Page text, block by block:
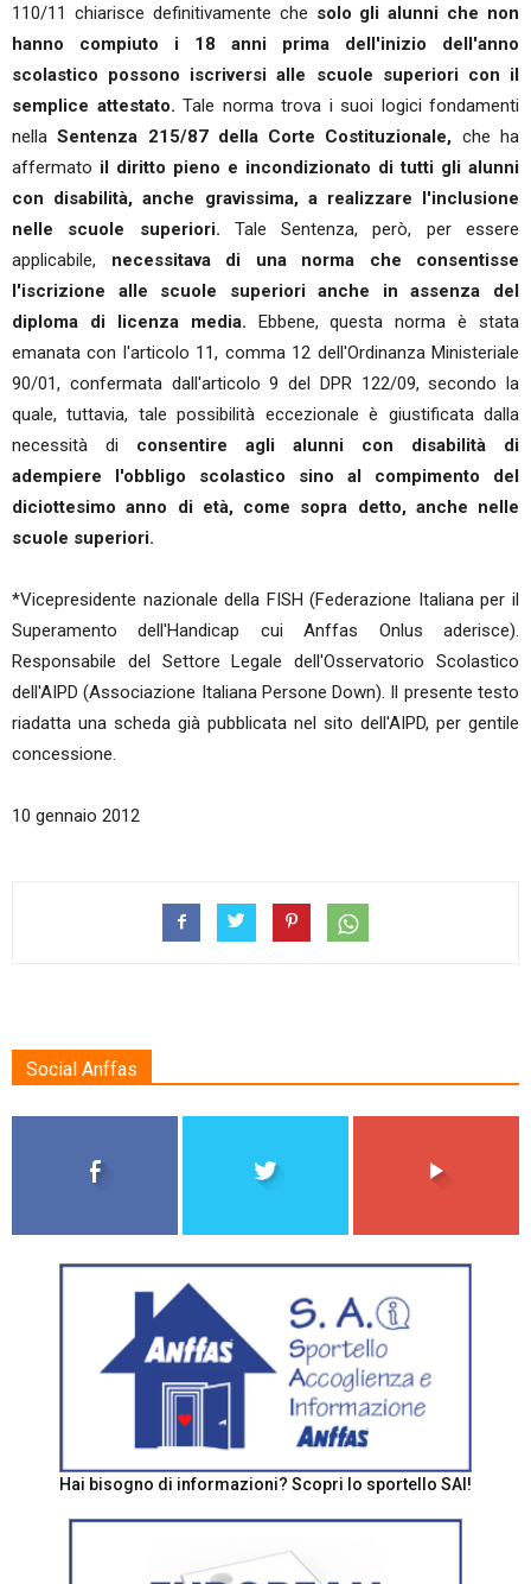
110/11 chiarisce definitivamente che solo gli alunni che non
hanno compiuto i 18 anni prima dell'inizio dell'anno
scolastico possono iscriversi alle scuole superiori con il
semplice attestato. Tale norma trova i suoi logici fondamenti
nellaSentenza 215/87 della Corte Costituzionale, che ha
affermato il diritto pieno e incondizionato di tutti gli alunni
con disabilità, anche gravissima, a realizzare l'inclusione
nelle scuole superiori. Tale Sentenza, però, per essere
applicabile, necessitava di una norma che consentisse
l'iscrizione alle scuole superiori anche in assenza del
diploma di licenza media. Ebbene, questa norma è stata
emanata con l'articolo 11, comma 12 dell'Ordinanza Ministeriale
90/01, confermata dall'articolo 9 del DPR 122/09, secondo la
quale, tuttavia, tale possibilità eccezionale è giustificata dalla
necessità di consentire agli alunni con disabilità di
adempiere l'obbligo scolastico sino al compimento del
diciottesimo anno di età, come sopra detto, anche nelle
scuole superiori.
*Vicepresidente nazionale della FISH (Federazione Italiana per il
Superamento dell'Handicap cui Anffas Onlus aderisce).
Responsabile del Settore Legale dell'Osservatorio Scolastico
dell'AIPD (Associazione Italiana Persone Down). Il presente testo
riadatta una scheda già pubblicata nel sito dell'AIPD, per gentile
concessione.
10 gennaio 2012
Social Anffas
Hai bisogno di informazioni? Scopri lo sportello SAI!